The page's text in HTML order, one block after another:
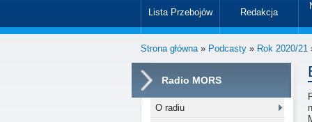
Lista Przebojów Redakcja
Strona główna» Podcasty » Rok 2020/21
Radio MORS
O radiu